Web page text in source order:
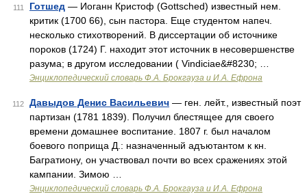
111 Готшед — Иоганн Кристоф (Gottsched) известный нем.
критик (1700 66), сын пастора. Еще студентом напеч.
несколько стихотворений. В диссертации об источнике
пороков (1724) Г. находит этот источник в несовершенстве
разума; в другом исследовании ( Vindiciae&#8230; …
Энциклопедический словарь Ф.А. Брокгауза и И.А. Ефрона
112 Давыдов Денис Васильевич — ген. лейт., известный поэт
партизан (1781 1839). Получил блестящее для своего
времени домашнее воспитание. 1807 г. был началом
боевого поприща Д.: назначенный адъютантом к кн.
Багратиону, он участвовал почти во всех сражениях этой
кампании. Зимою …
Энциклопедический словарь Ф.А. Брокгауза и И.А. Ефрона